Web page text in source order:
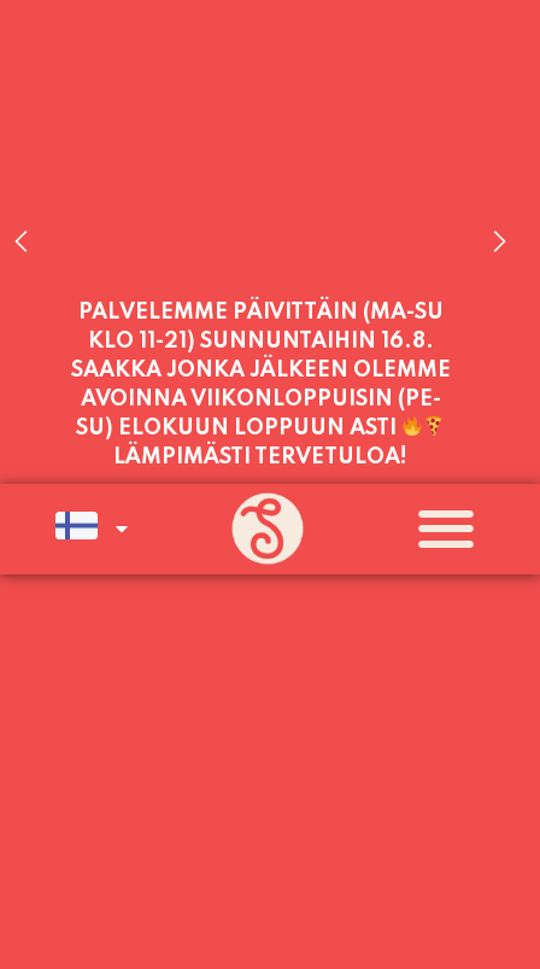
PALVELEMME TÄNÄÄN:
TORSTAI 11:00 - 21:00
PALVELEMME PÄIVITTÄIN (MA-SU
KLO 11-21) SUNNUNTAIHIN 16.8.
SAAKKA JONKA JÄLKEEN OLEMME
AVOINNA VIIKONLOPPUISIN (PE-
SU) ELOKUUN LOPPUUN ASTI
LÄMPIMÄSTI TERVETULOA!